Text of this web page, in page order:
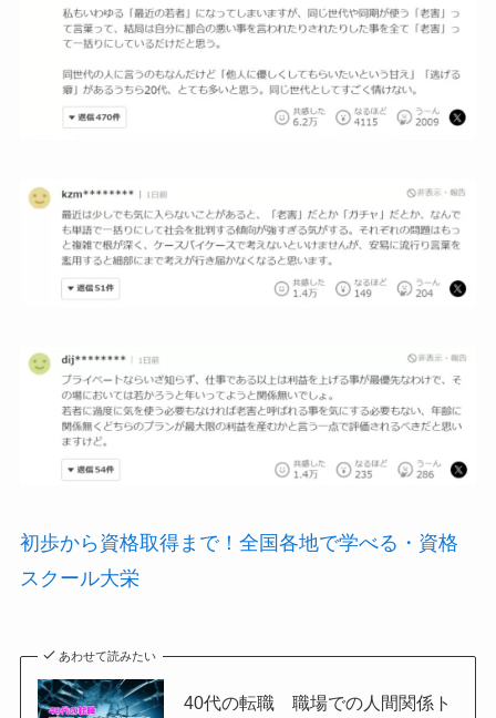
初歩から資格取得まで！全国各地で学べる・資格
スクール大栄
あわせて読みたい
40代の転職 職場での人間関係ト